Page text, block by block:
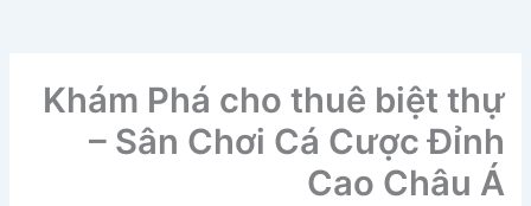
Khám Phá cho thuê biệt thự
– Sân Chơi Cá Cược Đỉnh
Cao Châu Á